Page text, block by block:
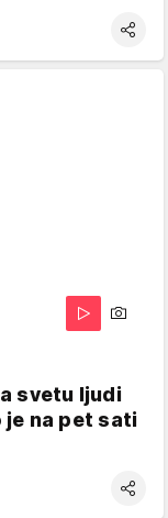
svetu ljudi
je na pet sati